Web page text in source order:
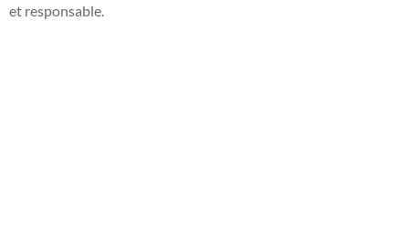
et responsable.